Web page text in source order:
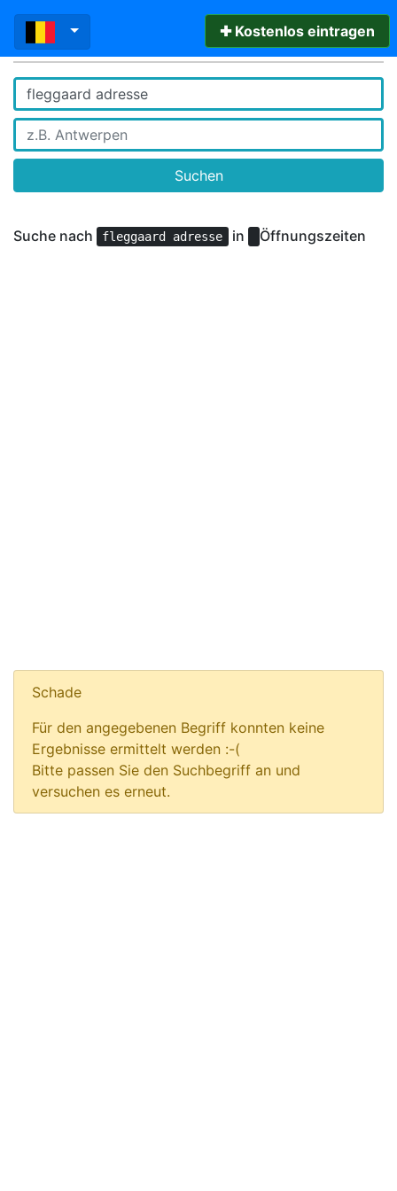
✚ Kostenlos eintragen
Suchen
Suche nach fleggaard adresse in Öffnungszeiten
Schade
Für den angegebenen Begriff konnten keine
Ergebnisse ermittelt werden :-(
Bitte passen Sie den Suchbegriff an und
versuchen es erneut.